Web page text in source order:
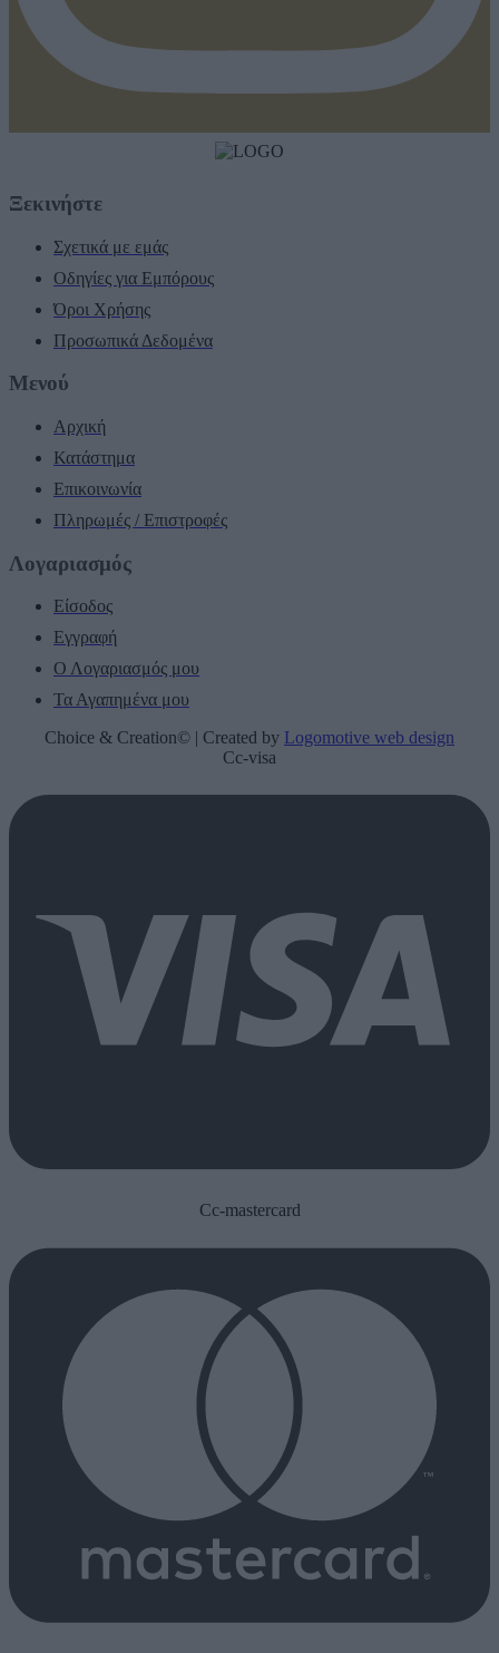
Ξεκινήστε
Σχετικά με εμάς
Οδηγίες για Εμπόρους
Όροι Χρήσης
Προσωπικά Δεδομένα
Μενού
Αρχική
Κατάστημα
Επικοινωνία
Πληρωμές / Επιστροφές
Λογαριασμός
Είσοδος
Εγγραφή
Ο Λογαριασμός μου
Τα Αγαπημένα μου
Choice & Creation© | Created by Logomotive web design
Cc-visa
Cc-mastercard